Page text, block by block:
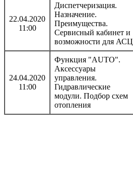
22.04.2020
11:00
Диспетчеризация.
Назначение.
Преимущества.
Сервисный кабинет и
возможности для АСЦ
24.04.2020
11:00
Функция "AUTO".
Аксессуары
управления.
Гидравлические
модули. Подбор схем
отопления